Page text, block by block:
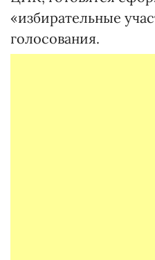
«избирательные
голосования.